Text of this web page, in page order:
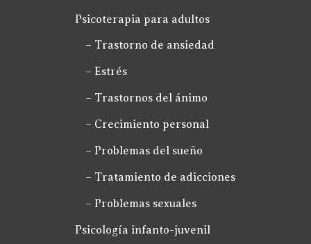
Psicoterapia para adultos
– Trastorno de ansiedad
– Estrés
– Trastornos del ánimo
– Crecimiento personal
– Problemas del sueño
– Tratamiento de adicciones
– Problemas sexuales
Psicología infanto-juvenil